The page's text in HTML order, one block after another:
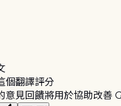
個翻譯評分
意見回饋將用於協助改善